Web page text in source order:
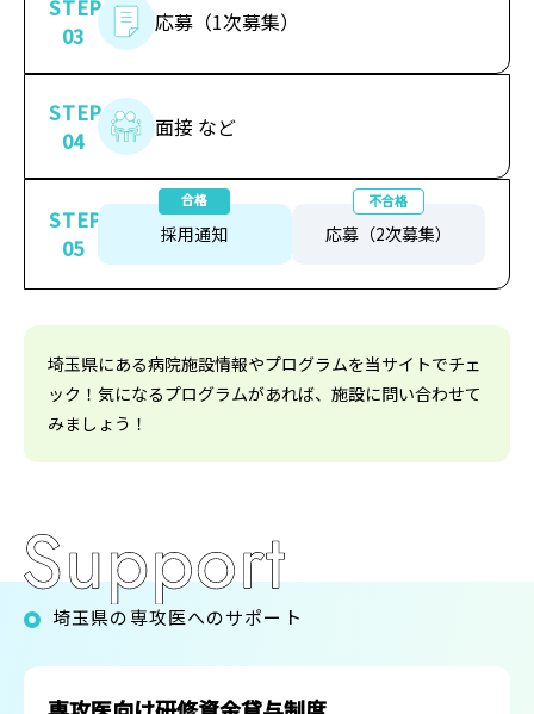
STEP
03
応募（1次募集）
STEP
04
面接 など
STEP
05
合格
採用通知
不合格
応募（2次募集）
埼玉県にある病院施設情報やプログラムを当サイトでチェ
ック！気になるプログラムがあれば、施設に問い合わせて
みましょう！
埼玉県の専攻医へのサポート